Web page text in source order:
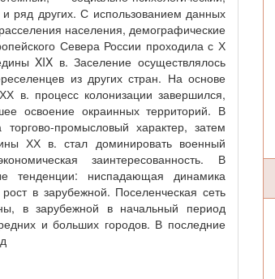
и ряд других. С использованием данных
населения, демографические
Севера России проходила с Х
XIX в. Заселение осуществлялось
из других стран. На основе
в. процесс колонизации завершился,
освоение окраинных территорий. В
промысловый характер, затем
ХХ в. стал доминировать военный
заинтересованность. В
тенденции: ниспадающая динамика
в зарубежной. Поселенческая сеть
в зарубежной в начальный период
и больших городов. В последние